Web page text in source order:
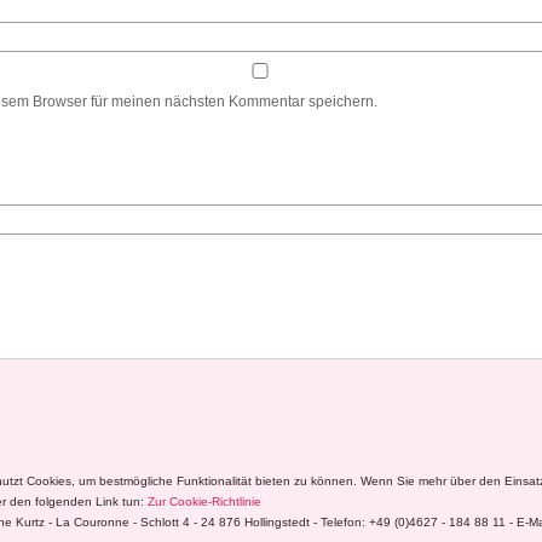
Browser für meinen nächsten Kommentar speichern.
Cookies, um bestmögliche Funktionalität bieten zu können. Wenn Sie mehr über den
den folgenden Link tun: Zur Cookie-Richtlinie
Kurtz - La Couronne - Schlott 4 - 24 876 Hollingstedt - Telefon: +49 (0)4627 - 184 88 11 - E-